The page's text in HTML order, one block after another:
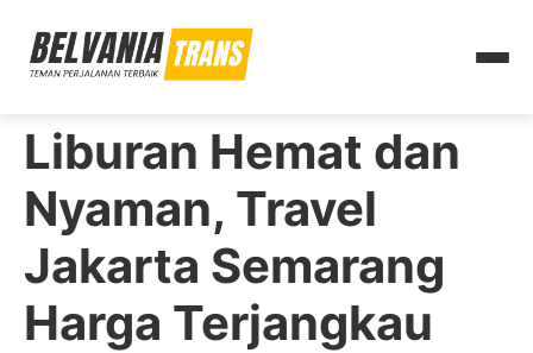
Liburan Hemat dan
Nyaman, Travel
Jakarta Semarang
Harga Terjangkau